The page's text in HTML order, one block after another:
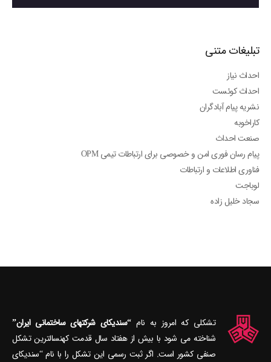
تبلیغات متنی
احداث نیاز
احداث کوئست
نشریه پیام آبادگران
کاراخوبه
صنعت احداث
پیام رسان فوری امن و خصوصی برای ارتباطات تیمی OPM
فناوری اطلاعات و ارتباطات
لوباجت
سجاد خلیل زاده
تشکلی که امروز به نام“سندیکای شرکتهای ساختمانی ایران”
شناخته می‎ شود با بیش از هفتاد سال قدمت کهنسال‎ترین تشکل
صنفی کشور است. اگر ثبت رسمی این تشکل را با نام “سندیکای